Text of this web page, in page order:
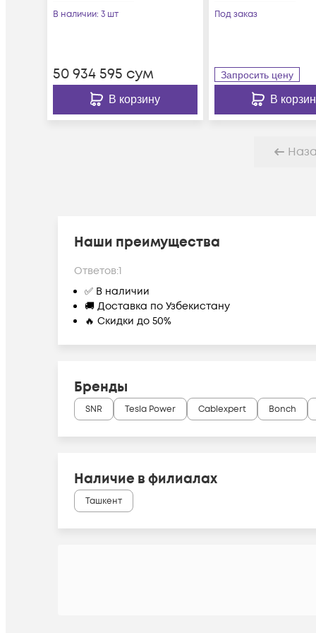
Module 16A (RPCM
В наличии: 3 шт
50 934 595 сум
В корзину
Module 63A (RPCM
Под заказ
Запросить цену
В
Наши преимущества
Ответов:1
✅ В наличии
🚚 Доставка по Узбекистану
🔥 Скидки до 50%
Бренды
SNR Tesla Power Cablexpert Bonch
Наличие в филиалах
Ташкент